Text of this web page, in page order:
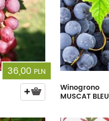
36,00 PLN
Winogrono
MUSCAT BLEU